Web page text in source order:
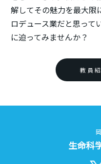
解してその魅力を最大限
ロデュース業だと思って
に迫ってみませんか？
教員
生命科